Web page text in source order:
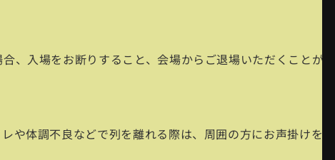
、入場をお断りすること、会場からご退場いただくことが
や体調不良などで列を離れる際は、周囲の方にお声掛けをお